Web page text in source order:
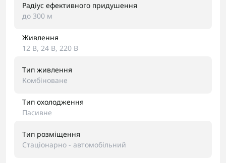
Радіус ефективного придушення
до 300 м
Живлення
12 В, 24 В, 220 В
Тип живлення
Комбіноване
Тип охолодження
Пасивне
Тип розміщення
Стаціонарно - автомобільний